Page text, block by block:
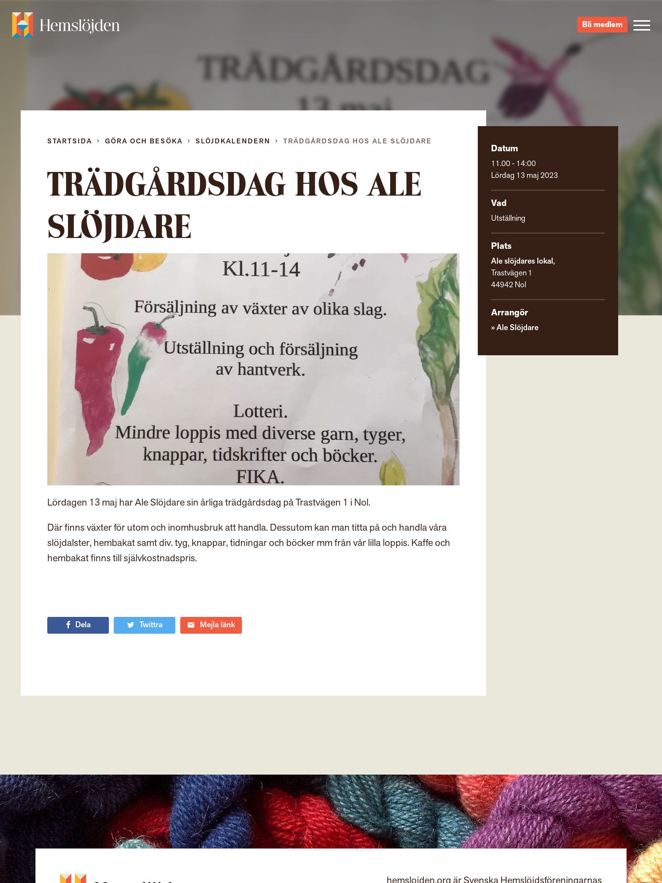
Bli medlem
STARTSIDA GÖRA OCH BESÖKA SLÖJDKALENDERN TRÄDGÅRDSDAG HOS ALE SLÖJDARE
TRÄDGÅRDSDAG HOS ALE
SLÖJDARE
Lördagen 13 maj har Ale Slöjdare sin årliga trädgårdsdag på Trastvägen 1 i Nol.
Där finns växter för utom och inomhusbruk att handla. Dessutom kan man titta på och handla våra
slöjdalster, hembakat samt div. tyg, knappar, tidningar och böcker mm från vår lilla loppis. Kaffe och
hembakat finns till självkostnadspris.
Dela Twittra Mejla länk
Datum
11.00 - 14:00
Lördag 13 maj 2023
Vad
Utställning
Plats
Ale slöjdares lokal,
Trastvägen 1
44942 Nol
Arrangör
Ale Slöjdare